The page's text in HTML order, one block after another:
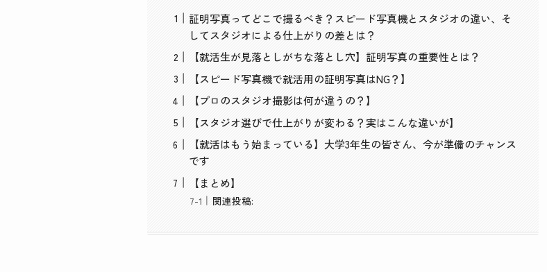
証明写真ってどこで撮るべき？スピード写真機とスタジオの違い、そ
してスタジオによる仕上がりの差とは？
【就活生が見落としがちな落とし穴】証明写真の重要性とは？
【スピード写真機で就活用の証明写真はNG？】
【プロのスタジオ撮影は何が違うの？】
【スタジオ選びで仕上がりが変わる？実はこんな違いが】
【就活はもう始まっている】大学3年生の皆さん、今が準備のチャンス
です
【まとめ】
関連投稿: